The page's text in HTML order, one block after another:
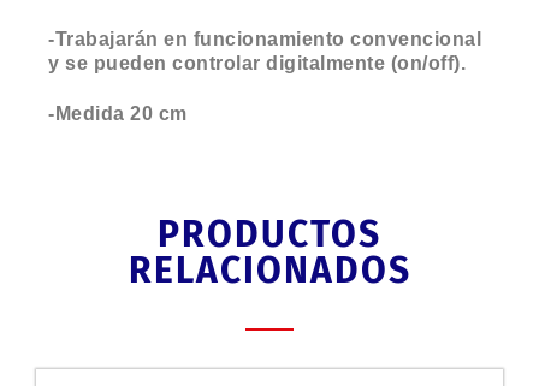
-Trabajarán en funcionamiento convencional
y se pueden controlar digitalmente (on/off).
-Medida 20 cm
PRODUCTOS
RELACIONADOS